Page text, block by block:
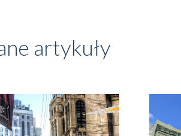
artykuły